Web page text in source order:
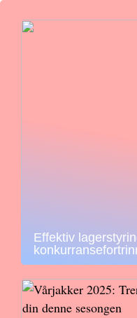
Effektiv